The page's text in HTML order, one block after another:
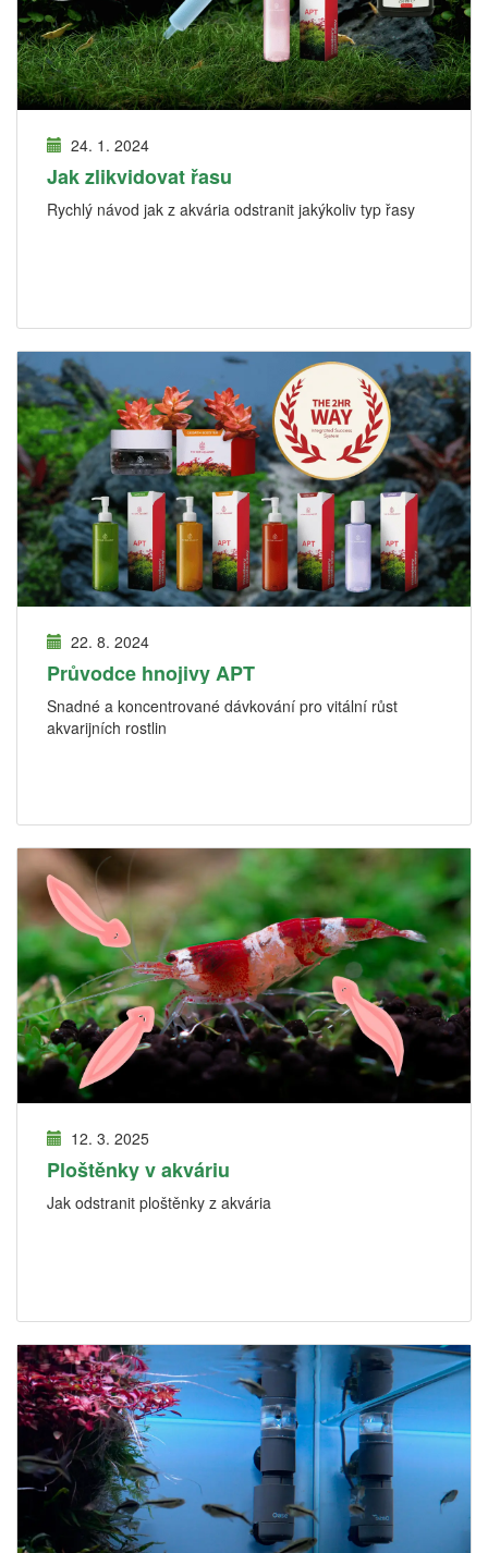
24. 1. 2024
Jak zlikvidovat řasu
Rychlý návod jak z akvária odstranit jakýkoliv typ řasy
22. 8. 2024
Průvodce hnojivy APT
Snadné a koncentrované dávkování pro vitální růst
akvarijních rostlin
12. 3. 2025
Ploštěnky v akváriu
Jak odstranit ploštěnky z akvária